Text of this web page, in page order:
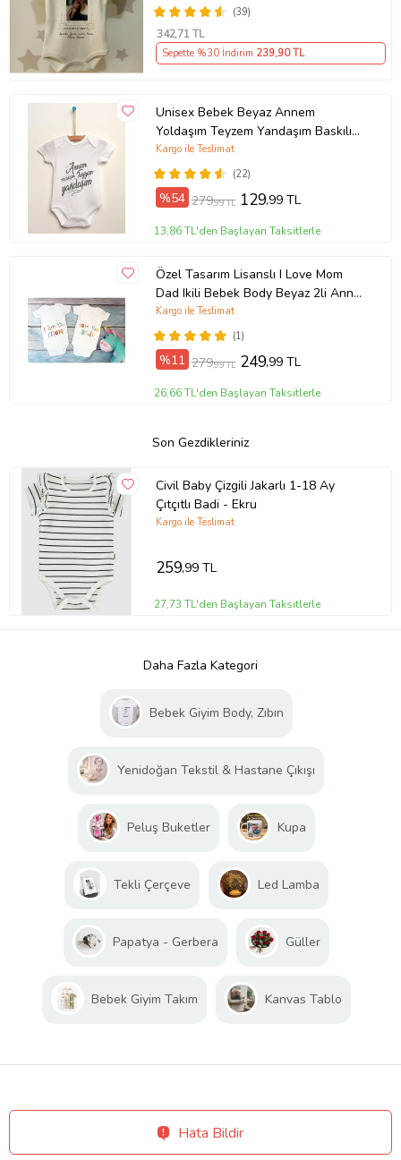
(39)
342,71 TL
Sepette %30 İndirim 239,90 TL
Unisex Bebek Beyaz Annem
Yoldaşım Teyzem Yandaşım Baskılı
Body Zıbın
(22)
Kargo ile Teslimat
%54 279,99 TL 129,99 TL
13,86 TL'den Başlayan Taksitlerle
Özel Tasarım Lisanslı I Love Mom
Dad Ikili Bebek Body Beyaz 2li Anne
Baba Bebek Badi Zıbın
(1)
Kargo ile Teslimat
%11 279,99 TL 249,99 TL
26,66 TL'den Başlayan Taksitlerle
Son Gezdikleriniz
Civil Baby Çizgili Jakarlı 1-18 Ay
Çıtçıtlı Badi - Ekru
Kargo ile Teslimat
259,99 TL
27,73 TL'den Başlayan Taksitlerle
Daha Fazla Kategori
Bebek Giyim Body, Zıbın
Yenidoğan Tekstil & Hastane Çıkışı
Peluş Buketler Kupa
Tekli Çerçeve Led Lamba
Papatya - Gerbera Güller
Bebek Giyim Takım Kanvas Tablo
Hata Bildir